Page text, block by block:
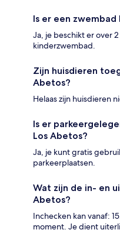
Is er een zwembad
Ja, je beschikt er over
kinderzwembad.
Zijn huisdieren
Abetos?
Helaas zijn huisdieren
Is er
Los Abetos?
Ja, je kunt gratis
parkeerplaatsen.
Wat zijn de in- en
Abetos?
Inchecken kan vanaf:
moment. Je dient